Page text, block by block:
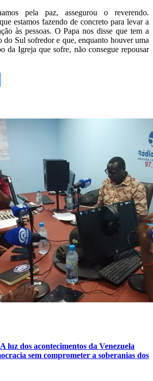
pela paz, assegurou o reverendo.
estamos fazendo de concreto para levar a
às pessoas. O Papa nos disse que tem a
do Sul sofredor e que, enquanto houver uma
da Igreja que sofre, não consegue repousar
luz dos acontecimentos da Venezuela
sem comprometer a soberanias dos